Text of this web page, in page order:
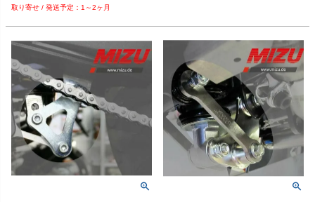
1～2ヶ月